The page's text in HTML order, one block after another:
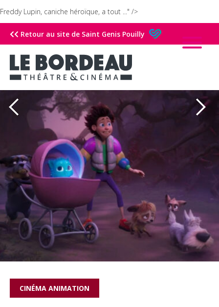
Freddy Lupin, caniche héroïque, a tout ..." />
Retour au site de Saint Genis Pouilly
CINÉMA ANIMATION